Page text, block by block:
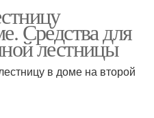
Средства для
лестницы
в доме на второй